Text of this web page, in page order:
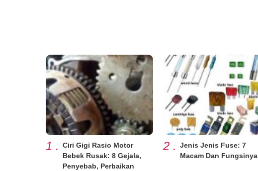
1 .
Ciri Gigi Rasio Motor
Bebek Rusak: 8 Gejala,
Penyebab, Perbaikan
2 .
Jenis Jenis Fuse: 7
Macam Dan Fungsinya